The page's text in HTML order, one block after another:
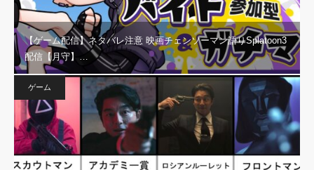
【ゲーム配信】ネタバレ注意 映画チェンソーマン語りSplatoon3
配信【月守】…
ゲーム